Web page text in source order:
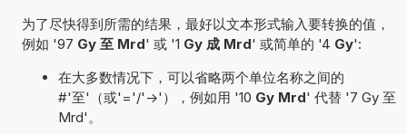
为了尽快得到所需的结果，最好以文本形式输入要转换的值，
例如 '97 Gy 至 Mrd' 或 '1 Gy 成 Mrd' 或简单的 '4 Gy':
在大多数情况下，可以省略两个单位名称之间的
#'至'（或'='/'->'），例如用 '10 Gy Mrd' 代替 '7 Gy 至
Mrd'。